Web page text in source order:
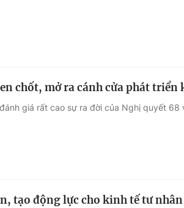
chốt, mở ra cánh cửa phát triển
giá rất cao sự ra đời của Nghị quyết 68
tạo động lực cho kinh tế tư nhân